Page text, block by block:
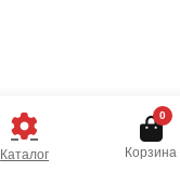
Каталог
0
Корзина